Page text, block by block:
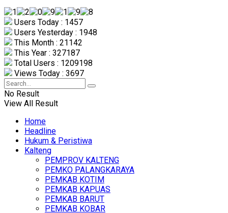
Users Today : 1457
Users Yesterday : 1948
This Month : 21142
This Year : 327187
Total Users : 1209198
Views Today : 3697
No Result
View All Result
Home
Headline
Hukum & Peristiwa
Kalteng
PEMPROV KALTENG
PEMKO PALANGKARAYA
PEMKAB KOTIM
PEMKAB KAPUAS
PEMKAB BARUT
PEMKAB KOBAR